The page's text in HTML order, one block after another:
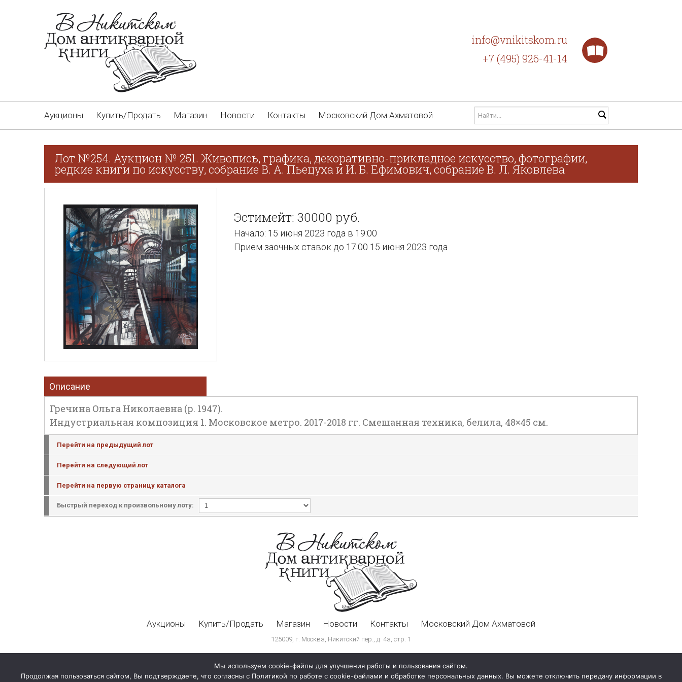
info@vnikitskom.ru
+7 (495) 926-41-14
Аукционы Купить/Продать Магазин Новости Контакты Московский Дом Ахматовой
Лот №254. Аукцион № 251. Живопись, графика, декоративно-прикладное искусство, фотографии,
редкие книги по искусству, собрание В. А. Пьецуха и И. Б. Ефимович, собрание В. Л. Яковлева
Эстимейт: 30000 руб.
Начало: 15 июня 2023 года в 19:00
Прием заочных ставок до 17:00 15 июня 2023 года
Описание
Гречина Ольга Николаевна (р. 1947).
Индустриальная композиция 1. Московское метро. 2017-2018 гг. Смешанная техника, белила, 48×45 см.
Перейти на предыдущий лот
Перейти на следующий лот
Перейти на первую страницу каталога
Быстрый переход к произвольному лоту:
Аукционы Купить/Продать Магазин Новости Контакты Московский Дом Ахматовой
125009, г. Москва, Никитский пер., д. 4а, стр. 1
Мы используем cookie-файлы для улучшения работы и пользования сайтом.
Продолжая пользоваться сайтом, Вы подтверждаете, что согласны с Политикой по работе с cookie-файлами и обработке персональных данных. Вы можете отключить передачу информации в